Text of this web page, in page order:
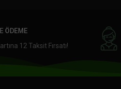
ÖDEME
12 Taksit Fırsatı!